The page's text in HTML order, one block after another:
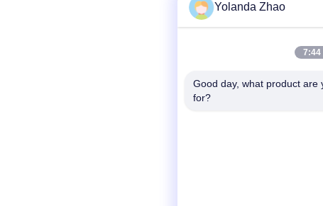
Yolanda Zhao
7:44
Good day, what product are
for?